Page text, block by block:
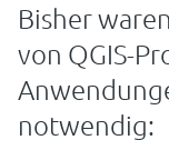
Bisher
von QGIS-
notwendig: